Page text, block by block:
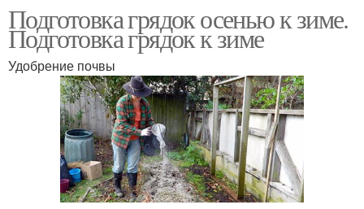
Подготовка грядок осенью к зиме.
Подготовка грядок к зиме
Удобрение почвы